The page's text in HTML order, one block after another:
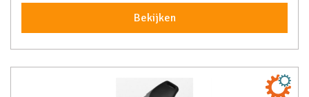
Bekijken